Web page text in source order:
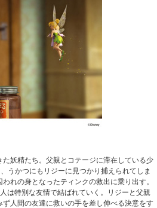
妖精たち。父親とコテージに滞在している少
うかつにもリジーに見つかり捕えられてしま
れの身となったティンクの救出に乗り出す。
は特別な友情で結ばれていく。リジーと父親
人間の友達に救いの手を差し伸べる決意をす